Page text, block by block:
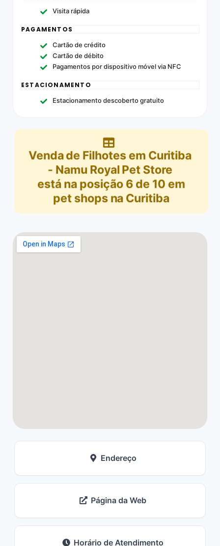
Visita rápida
PAGAMENTOS
Cartão de crédito
Cartão de débito
Pagamentos por dispositivo móvel via NFC
ESTACIONAMENTO
Estacionamento descoberto gratuito
Venda de Filhotes em Curitiba
- Namu Royal Pet Store
está na posição 6 de 10 em
pet shops na Curitiba
Endereço
Página da Web
Horário de Atendimento